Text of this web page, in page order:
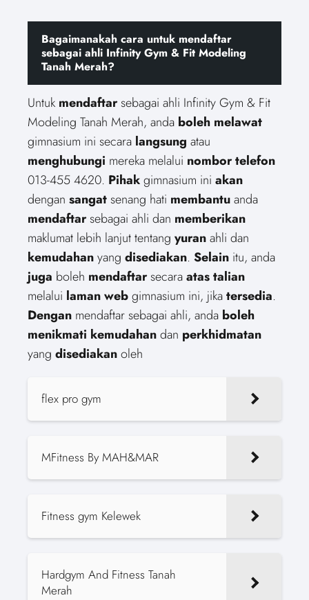
Bagaimanakah cara untuk mendaftar
sebagai ahli Infinity Gym & Fit Modeling
Tanah Merah?
Untuk mendaftarsebagai ahli Infinity Gym & Fit
Modeling Tanah Merah, anda boleh melawat
gimnasium ini secara langsung atau
menghubungi mereka melalui nombor telefon
013-455 4620. Pihakgimnasium ini akan
dengan sangatsenang hati membantuanda
mendaftarsebagai ahli dan memberikan
maklumat lebih lanjut tentang yuranahli dan
kemudahanyang disediakan. Selain itu, anda
juga boleh mendaftarsecaraatas talian
melalui laman webgimnasium ini, jikatersedia.
Dengan mendaftar sebagai ahli, anda boleh
menikmati kemudahandan perkhidmatan
yang disediakanoleh
flex pro gym
MFitness By MAH&MAR
Fitness gym Kelewek
Hardgym And Fitness Tanah
Merah